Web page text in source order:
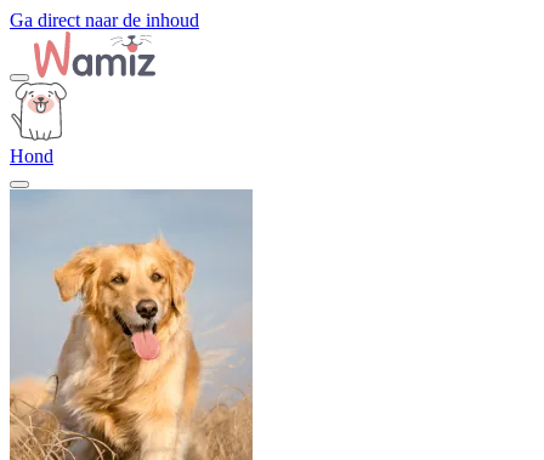
Ga direct naar de inhoud
Hond